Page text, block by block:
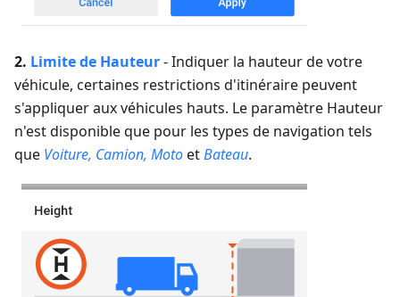
2. Limite de Hauteur-Indiquer la hauteur de votre
véhicule, certaines restrictions d'itinéraire peuvent
s'appliquer aux véhicules hauts. Le paramètre Hauteur
n'est disponible que pour les types de navigation tels
que Voiture, Camion, MotoetBateau.